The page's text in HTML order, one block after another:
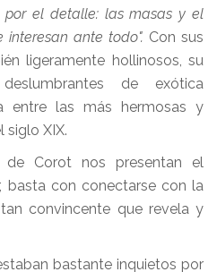
por el detalle: las masas y el
ante todo". Con sus
ligeramente hollinosos, su
de exótica
entre las más hermosas y
siglo XIX.
Corot nos presentan el
basta con conectarse con la
convincente que revela y
bastante inquietos por